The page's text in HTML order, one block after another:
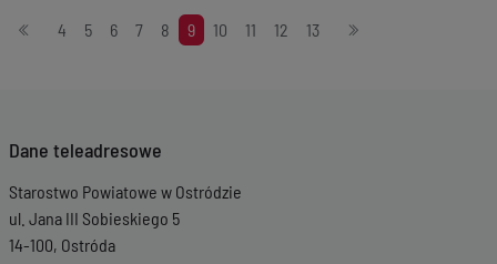
Stronicowanie
4 5 6 7 8 9 10 11 12 13
Dane teleadresowe
Starostwo Powiatowe w Ostródzie
ul. Jana III Sobieskiego 5
14-100, Ostróda